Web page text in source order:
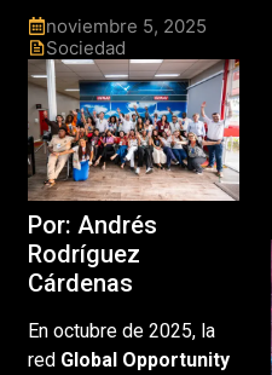
noviembre 5, 2025
Sociedad
Por: Andrés
Rodríguez
Cárdenas
En octubre de 2025, la
red Global Opportunity